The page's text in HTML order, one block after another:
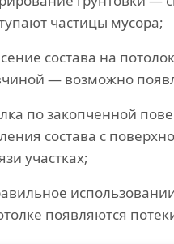
частицы мусора;
состава на
— возможно
по закопченной
состава с
участках;
появляются